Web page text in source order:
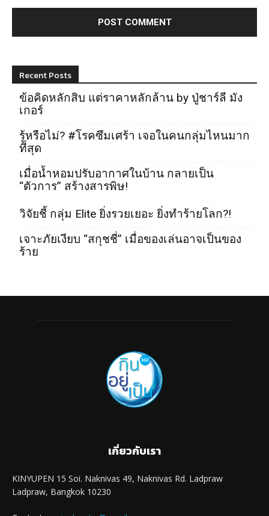
Recent Posts
ข้อคิดหลักสิบ แต่ราคาหลักล้าน by ปู่ชาร์ลี มัง
เกอร์
รู้หรือไม่? #โรคซึมเศร้า เจอในคนกลุ่มไหนมาก
ที่สุด
เมื่อน้ำหอมปรับอากาศในบ้าน กลายเป็น
“ตัวการ” สร้างสารพิษ!
วิจัยชี้ กลุ่ม Elite ยิ่งรวยเยอะ ยิ่งทำร้ายโลก?!
เจาะภัยเงียบ “สกุชชี่” เมื่อของเล่นอาจเป็นของ
ร้าย
เกี่ยวกับเรา
KINYUPEN 15 Soi. Naknivas 49, Naknivas Rd. Ladpraw
Ladpraw, Bangkok 10230